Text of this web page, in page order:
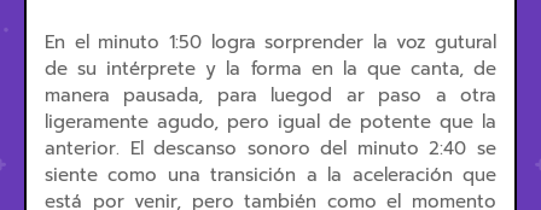
En el minuto 1:50 logra sorprender la voz gutural
de su intérprete y la forma en la que canta, de
manera pausada, para luegod ar paso a otra
ligeramente agudo, pero igual de potente que la
anterior. El descanso sonoro del minuto 2:40 se
siente como una transición a la aceleración que
está por venir, pero también como el momento